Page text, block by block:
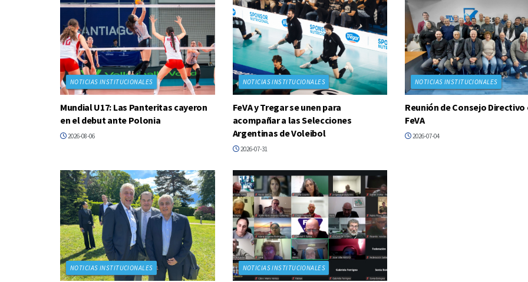
NOTICIAS INSTITUCIONALES
Mundial U17: Las Panteritas cayeron
en el debut ante Polonia
2026-08-06
NOTICIAS INSTITUCIONALES
FeVA y Tregar se unen para
acompañar a las Selecciones
Argentinas de Voleibol
2026-07-31
NOTICIAS INSTITUCIONALES
Reunión de Consejo Directivo
FeVA
2026-07-04
NOTICIAS INSTITUCIONALES NOTICIAS INSTITUCIONALES